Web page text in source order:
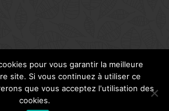
pour vous garantir la meilleure
site. Si vous continuez à utiliser ce
que vous acceptez l'utilisation des
cookies.